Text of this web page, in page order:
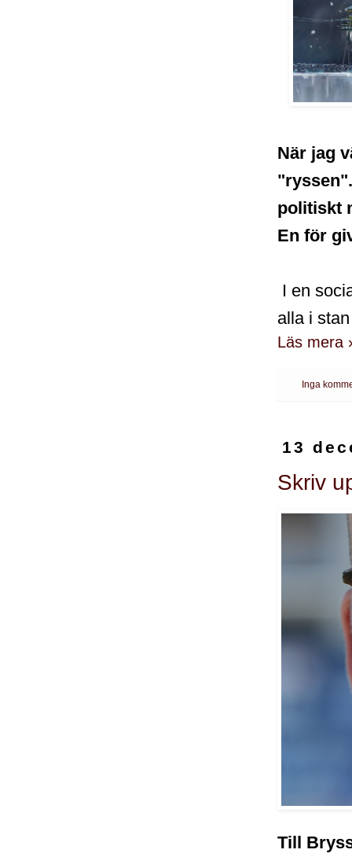
När jag
politiskt
En för
I en
alla i
Läs mera
Inga
13
Skriv
Till